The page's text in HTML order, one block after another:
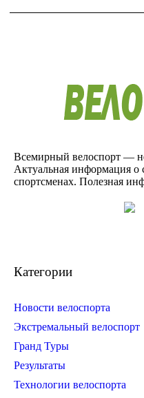
Всемирный велоспорт —
Актуальная информация о
спортсменах. Полезная
Категории
Новости велоспорта
Экстремальный велоспорт
Гранд Туры
Результаты
Технологии велоспорта